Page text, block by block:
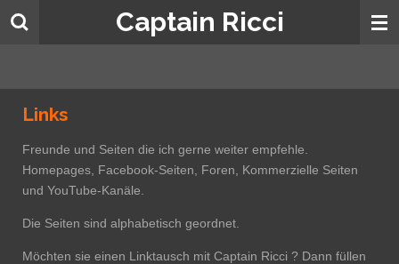
Zum
Captain Ricci
Links
Freunde und Seiten die ich gerne weiter empfehle.
Homepages, Facebook-Seiten, Foren, Kommerzielle Seiten
und YouTube-Kanäle.
Die Seiten sind alphabetisch geordnet.
Möchten sie einen Linktausch mit Captain Ricci ? Dann füllen